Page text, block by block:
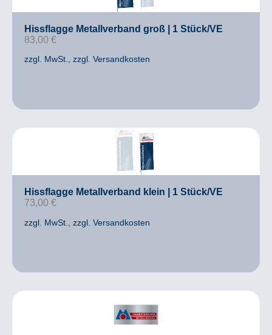
Hissflagge Metallverband groß | 1 Stück/VE
83,00 €
zzgl. MwSt., zzgl. Versandkosten
Hissflagge Metallverband klein | 1 Stück/VE
73,00 €
zzgl. MwSt. , zzgl. Versandkosten